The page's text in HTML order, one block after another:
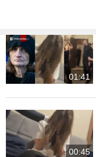
01:41
00:45